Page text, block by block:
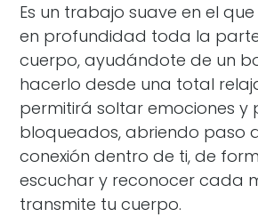
Es un trabajo suave en el
en profundidad toda la
cuerpo, ayudándote de un
hacerlo desde una total
permitirá soltar emociones y
bloqueados, abriendo paso
conexión dentro de ti, de
escuchar y reconocer cada
transmite tu cuerpo.